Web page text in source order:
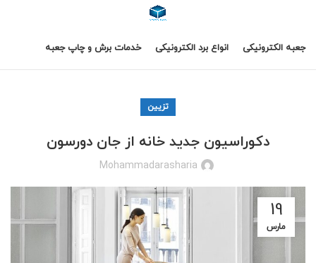
جعبه الکترونیکی انواع برد الکترونیکی خدمات برش و چاپ جعبه
تزیین
دکوراسیون جدید خانه از جان دورسون
Mohammadarasharia
19
مارس